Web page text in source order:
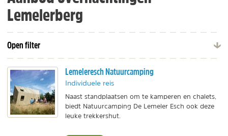
Lemelerberg
Open filter
Lemeleresch Natuurcamping
Individuele reis
Naast standplaatsen om te kamperen en chalets,
biedt Natuurcamping De Lemeler Esch ook deze
leuke trekkershut.